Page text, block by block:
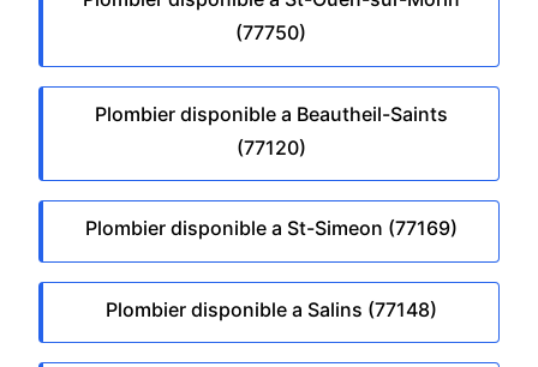
(77750)
Plombier disponible a Beautheil-Saints
(77120)
Plombier disponible a St-Simeon (77169)
Plombier disponible a Salins (77148)